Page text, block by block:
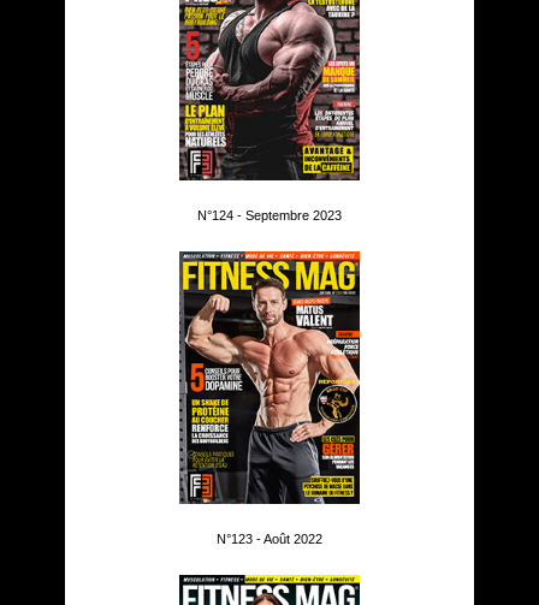
N°124 - Septembre 2023
N°123 - Août 2022